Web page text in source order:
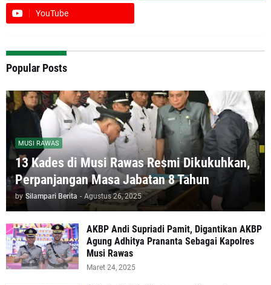
YouTube
Popular Posts
MUSI RAWAS
13 Kades di Musi Rawas Resmi Dikukuhkan,
Perpanjangan Masa Jabatan 8 Tahun
by Silampari Berita - Agustus 26, 2025
AKBP Andi Supriadi Pamit, Digantikan AKBP
Agung Adhitya Prananta Sebagai Kapolres
Musi Rawas
Maret 24, 2025